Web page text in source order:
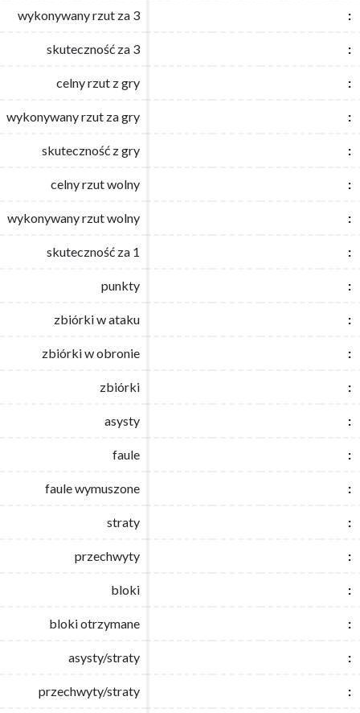
wykonywany rzut za 3 :
skuteczność za 3 :
celny rzut z gry :
wykonywany rzut za gry :
skuteczność z gry :
celny rzut wolny :
wykonywany rzut wolny :
skuteczność za 1 :
punkty :
zbiórki w ataku :
zbiórki w obronie :
zbiórki :
asysty :
faule :
faule wymuszone :
straty :
przechwyty :
bloki :
bloki otrzymane :
asysty/straty :
przechwyty/straty :
wykonywany rzut za 3 :
skuteczność za 3 :
celny rzut z gry :
wykonywany rzut za gry :
skuteczność z gry :
celny rzut wolny :
wykonywany rzut wolny :
skuteczność za 1 :
punkty :
zbiórki w ataku :
zbiórki w obronie :
zbiórki :
asysty :
faule :
faule wymuszone :
straty :
przechwyty :
bloki :
bloki otrzymane :
asysty/straty :
przechwyty/straty :